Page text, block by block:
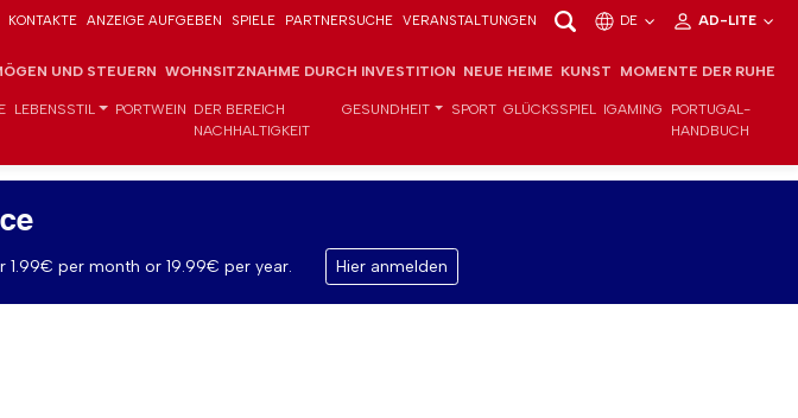
KONTAKTE ANZEIGE AUFGEBEN SPIELE PARTNERSUCHE VERANSTALTUNGEN DE AD-LITE
UND STEUERN WOHNSITZNAHME DURCH INVESTITION NEUE HEIME KUNST MOMENTE DER RUHE
LEBENSSTIL PORTWEIN DER BEREICH
NACHHALTIGKEIT
GESUNDHEIT SPORT GLÜCKSSPIEL IGAMING
PORTUGAL-
HANDBUCH
1.99€ per month or 19.99€ per year. Hier anmelden